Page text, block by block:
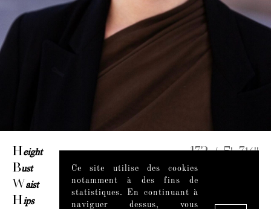
Height
172 / 5' 7½''
Bust
Waist
Hips
Ce site utilise des cookies
notamment à des fins de
statistiques. En continuant à
naviguer dessus, vous